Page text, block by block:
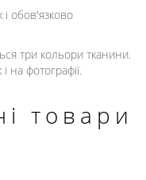
обов'язково
три кольори тканини.
на фотографії.
товари